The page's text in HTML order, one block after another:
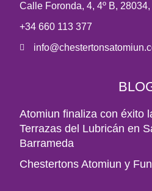
Calle Foronda, 4, 4º B,
+34 660 113 377
Atomiun finaliza con éxito
Terrazas del Lubricán en
Barrameda
Chestertons Atomiun y